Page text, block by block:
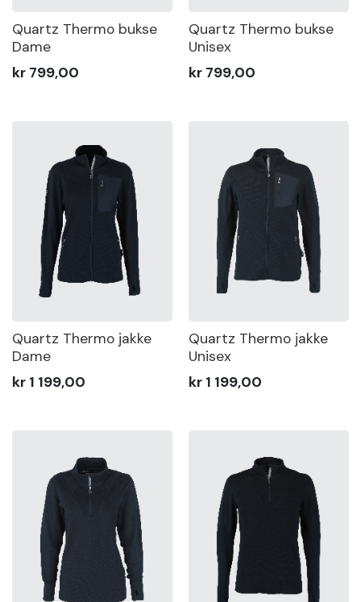
Om
Opprett
konto
Quartz Thermo bukse
Dame
kr 799,00
Quartz Thermo bukse
Unisex
kr 799,00
Quartz Thermo jakke
Dame
kr 1 199,00
Quartz Thermo jakke
Unisex
kr 1 199,00
kr
Farge
Gender
Vis
produkter